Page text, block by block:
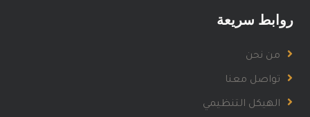
روابط سريعة
من نحن
تواصل معنا
الهيكل التنظيمي